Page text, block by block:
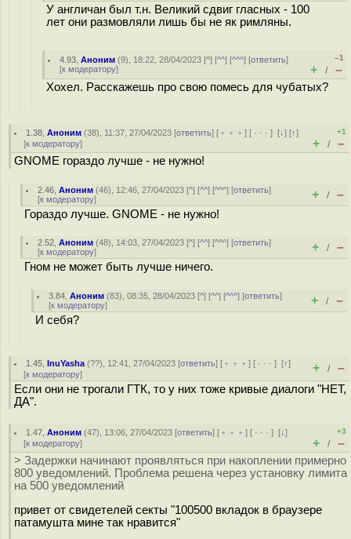
У англичан был т.н. Великий сдвиг гласных - 100
лет они размовляли лишь бы не як римляны.
4.93 ,Аноним (9), 18:22, 28/04/2023 [^] [^^] [^^^] [ответить]
[к модератору]
–1
+ / –
Хохел. Расскажешь про свою помесь для чубатых?
1.38 ,Аноним (38), 11:37, 27/04/2023 [ответить] [ ﹢﹢﹢] [ · · ·][↓] [↑]
[к модератору]
+1
+ / –
GNOME гораздо лучше - не нужно!
2.46 ,Аноним (46), 12:46, 27/04/2023 [^] [^^] [^^^] [ответить]
[к модератору] + / –
Гораздо лучше. GNOME - не нужно!
2.52 ,Аноним (48), 14:03, 27/04/2023 [^] [^^] [^^^] [ответить]
[к модератору] + / –
Гном не может быть лучше ничего.
3.84 ,Аноним (83), 08:35, 28/04/2023 [^] [^^] [^^^] [ответить]
[к модератору] + / –
И себя?
1.45 ,InuYasha (??), 12:41, 27/04/2023 [ответить] [ ﹢﹢﹢] [ · · ·][↑]
[к модератору] + / –
Если они не трогали ГТК, то у них тоже кривые диалоги "НЕТ,
ДА".
1.47 ,Аноним (47), 13:06, 27/04/2023 [ответить] [ ﹢﹢﹢] [ · · ·][↓]
[к модератору]
+3
+ / –
> Задержки начинают проявляться при накоплении примерно
800 уведомлений. Проблема решена через установку лимита
на 500 уведомлений
привет от свидетелей секты "100500 вкладок в браузере
патамушта мине так нравится"